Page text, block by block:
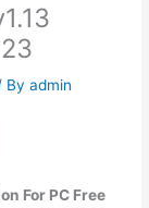
Byadmin
For PC Free